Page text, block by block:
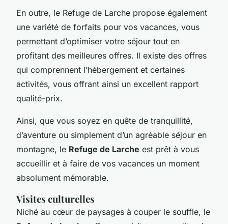
En outre, le Refuge de Larche propose également
une variété de forfaits pour vos vacances, vous
permettant d’optimiser votre séjour tout en
profitant des meilleures offres. Il existe des offres
qui comprennent l’hébergement et certaines
activités, vous offrant ainsi un excellent rapport
qualité-prix.
Ainsi, que vous soyez en quête de tranquillité,
d’aventure ou simplement d’un agréable séjour en
montagne, le Refuge de Larche est prêt à vous
accueillir et à faire de vos vacances un moment
absolument mémorable.
Visites culturelles
Niché au cœur de paysages à couper le souffle, le